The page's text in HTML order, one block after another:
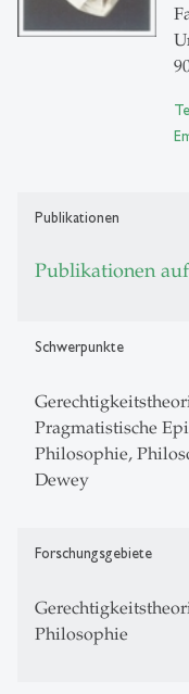
Publikationen
Publikationen
Schwerpunkte
Pragmatistische
Philosophie,
Dewey
Forschungsgebiete
Philosophie